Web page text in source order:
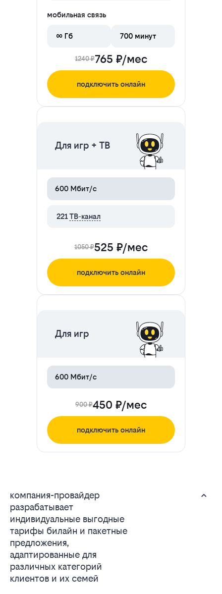
мобильная связь
∞ Гб 700 минут
1240 ₽765 ₽/мес
подключить онлайн
Для игр + ТВ
600 Мбит/с
221ТВ-канал
1050 ₽525 ₽/мес
подключить онлайн
Для игр
600 Мбит/с
900 ₽450 ₽/мес
подключить онлайн
компания-провайдер
разрабатывает
индивидуальные выгодные
тарифы билайн и пакетные
предложения,
адаптированные для
различных категорий
клиентов и их семей